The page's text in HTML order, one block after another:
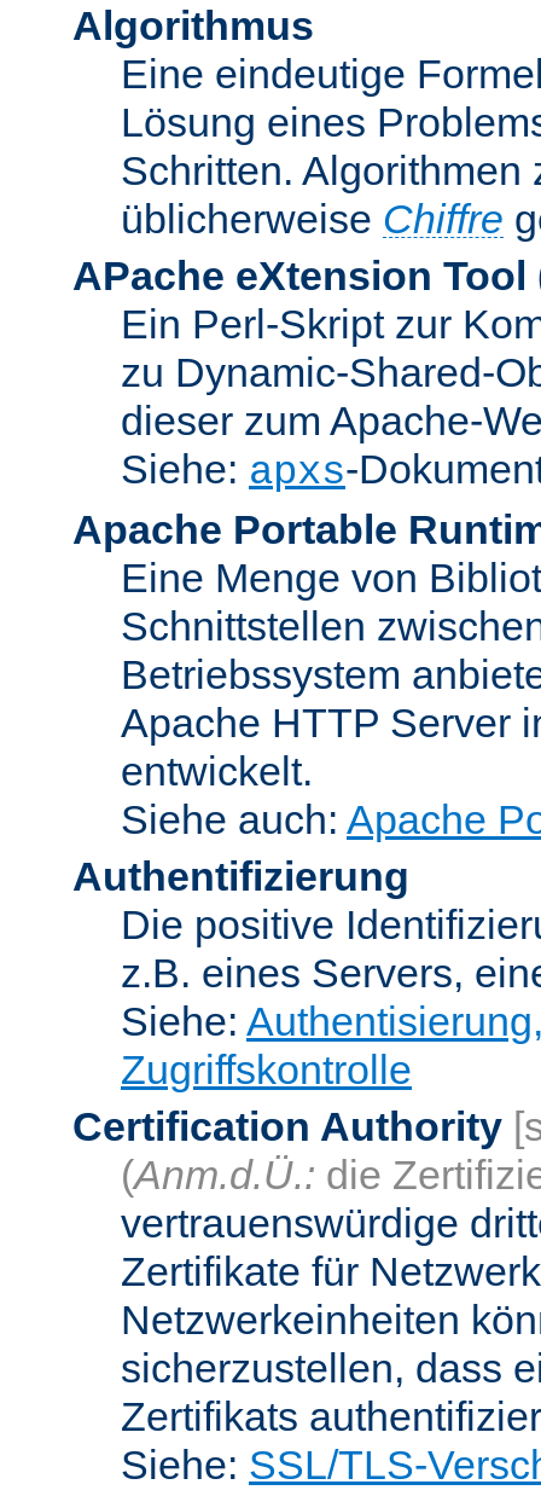
Algorithmus
Eine eindeutige
Lösung eines
Schritten.
üblicherweise Chiffre
APache eXtension Tool
Ein Perl-Skript zur
zu Dynamic-Shared-
dieser zum Apache-
Siehe: apxs-
Apache Portable
Eine Menge von
Schnittstellen
Betriebssystem
Apache HTTP Server
entwickelt.
Siehe auch: Apache
Authentifizierung
Die positive
z.B. eines Servers,
Siehe:
Zugriffskontrolle
Certification Authority
(Anm.d.Ü.: die
vertrauenswürdige
Zertifikate für
Netzwerkeinheiten
sicherzustellen, dass
Zertifikats
Siehe: SSL/TLS-